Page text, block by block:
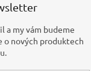
a my vám budeme
o nových produktech